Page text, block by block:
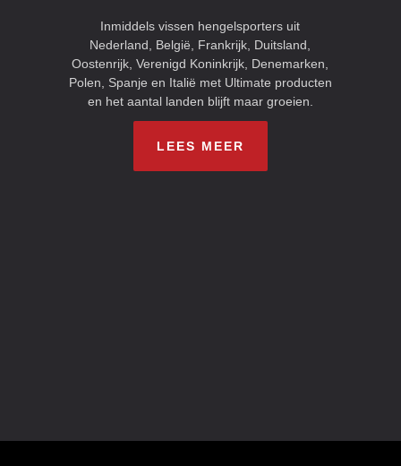
Inmiddels vissen hengelsporters uit
Nederland, België, Frankrijk, Duitsland,
Oostenrijk, Verenigd Koninkrijk, Denemarken,
Polen, Spanje en Italië met Ultimate producten
en het aantal landen blijft maar groeien.
LEES MEER